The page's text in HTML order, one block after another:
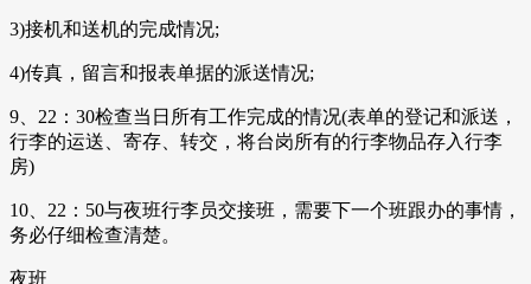
3)接机和送机的完成情况;
4)传真，留言和报表单据的派送情况;
9、22：30检查当日所有工作完成的情况(表单的登记和派送，
行李的运送、寄存、转交，将台岗所有的行李物品存入行李
房)
10、22：50与夜班行李员交接班，需要下一个班跟办的事情，
务必仔细检查清楚。
夜班